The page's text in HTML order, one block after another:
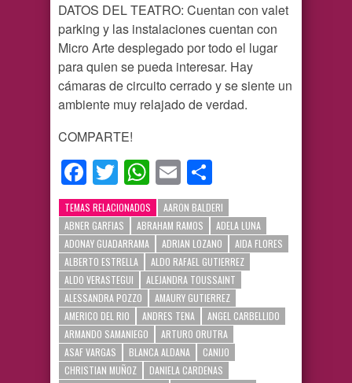
DATOS DEL TEATRO: Cuentan con valet
parking y las instalaciones cuentan con
Micro Arte desplegado por todo el lugar
para quien se pueda interesar. Hay
cámaras de circuito cerrado y se siente un
ambiente muy relajado de verdad.
COMPARTE!
Facebook
TwitterWhatsApp
Email
TEMAS RELACIONADOS
AARON BALDERI
ABNER GARFIAS
ABRAHAM RAMOS
ADELA LUNA
ADONAY GUADARRAMA
ADRIAN LOZANO
AIDA FLORES
ALBERTO ESTRELLA
ALDO RAFAEL GUTIERREZ
ALDO VERASTEGUI
ALEJANDRA TOUSSAINT
ALESSANDRA POZZO
AMAURY GUTIERREZ
AMERICO DEL RIO
ANDRES TENA
ANGEL CARBELLIDO
ARMANDO SAMANIEGO
ARTURO ORUTRA
ASAF VARGAS
BLANCA ALDANA
CANIJO
CHRISTIAN MUÑOZ
DANIELA CARDENAS